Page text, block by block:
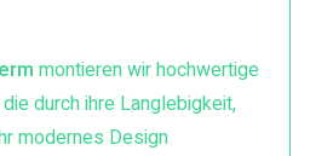
montieren wir hochwertige
durch ihre Langlebigkeit,
modernes Design